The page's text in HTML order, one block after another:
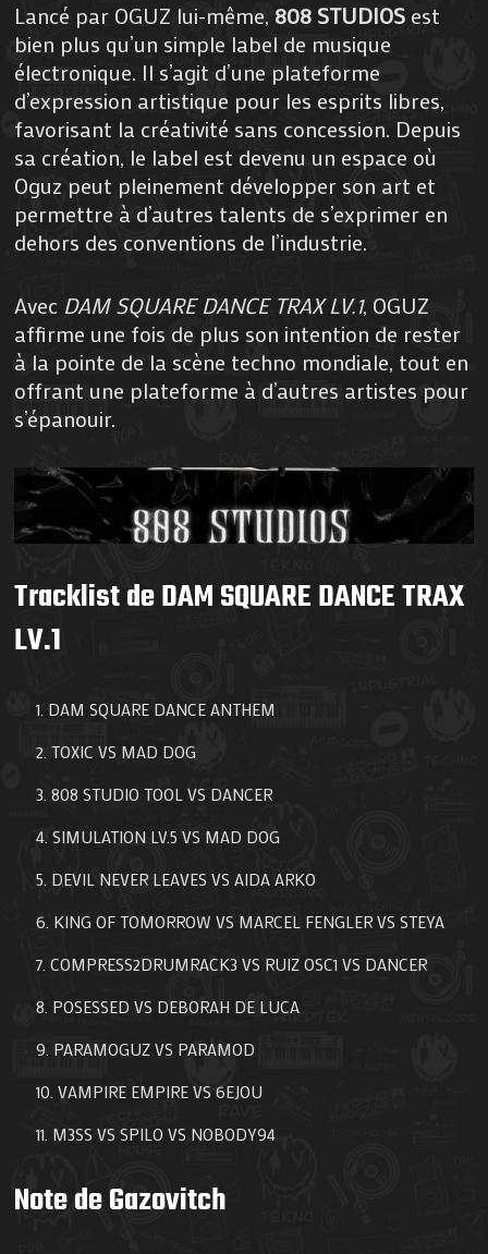
Lancé par OGUZ lui-même, 808 STUDIOS est
bien plus qu’un simple label de musique
électronique. Il s’agit d’une plateforme
d’expression artistique pour les esprits libres,
favorisant la créativité sans concession. Depuis
sa création, le label est devenu un espace où
Oguz peut pleinement développer son art et
permettre à d’autres talents de s’exprimer en
dehors des conventions de l’industrie.
Avec DAM SQUARE DANCE TRAX LV.1, OGUZ
affirme une fois de plus son intention de rester
à la pointe de la scène techno mondiale, tout en
offrant une plateforme à d’autres artistes pour
s’épanouir.
Tracklist de DAM SQUARE DANCE TRAX
LV.1
DAM SQUARE DANCE ANTHEM
TOXIC VS MAD DOG
808 STUDIO TOOL VS DANCER
SIMULATION LV.5 VS MAD DOG
DEVIL NEVER LEAVES VS AIDA ARKO
KING OF TOMORROW VS MARCEL FENGLER VS STEYA
COMPRESS2DRUMRACK3 VS RUIZ OSC1 VS DANCER
POSESSED VS DEBORAH DE LUCA
PARAMOGUZ VS PARAMOD
VAMPIRE EMPIRE VS 6EJOU
M3SS VS SPILO VS NOBODY94
Note de Gazovitch